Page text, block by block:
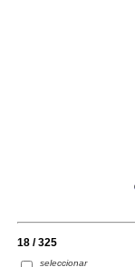
18 / 325
seleccionar